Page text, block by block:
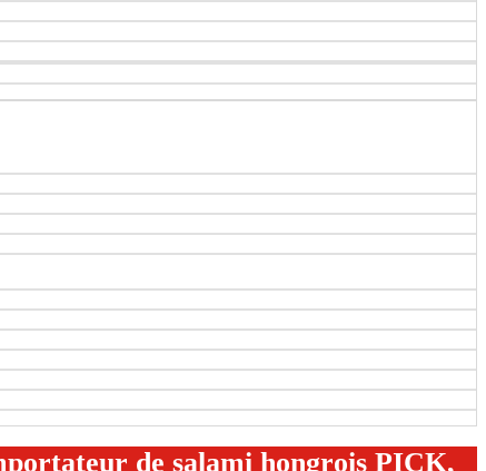
de salami hongrois PICK,